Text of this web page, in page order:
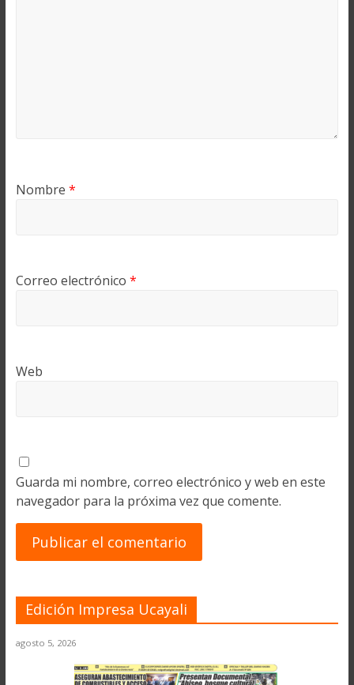
Nombre *
Correo electrónico *
Web
Guarda mi nombre, correo electrónico y web en este
navegador para la próxima vez que comente.
Edición Impresa Ucayali
agosto 5, 2026